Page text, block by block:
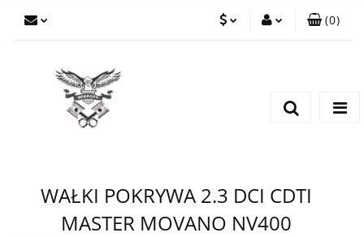
(0)
WAŁKI POKRYWA 2.3 DCI CDTI
MASTER MOVANO NV400